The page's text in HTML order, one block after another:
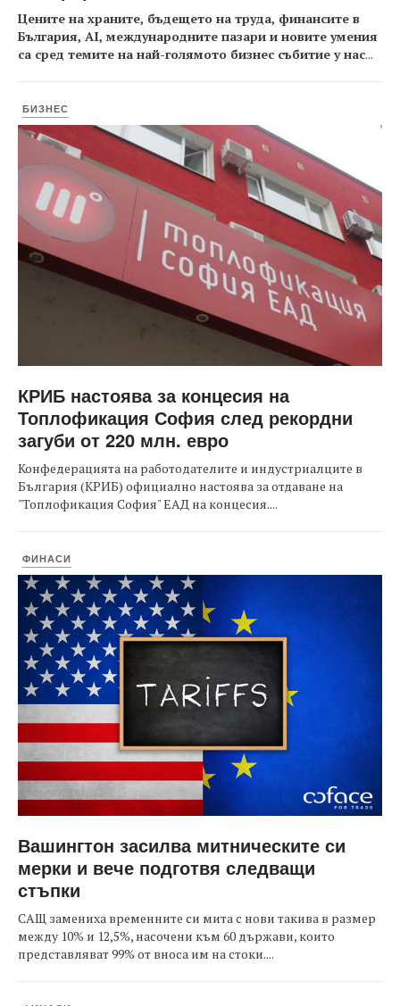
Цените на храните, бъдещето на труда, финансите в
България, AI, международните пазари и новите умения
са сред темите на най-голямото бизнес събитие у нас...
БИЗНЕС
КРИБ настоява за концесия на
Топлофикация София след рекордни
загуби от 220 млн. евро
Конфедерацията на работодателите и индустриалците в
България (КРИБ) официално настоява за отдаване на
"Топлофикация София" ЕАД на концесия....
ФИНАСИ
Вашингтон засилва митническите си
мерки и вече подготвя следващи
стъпки
САЩ замениха временните си мита с нови такива в размер
между 10% и 12,5%, насочени към 60 държави, които
представляват 99% от вноса им на стоки....